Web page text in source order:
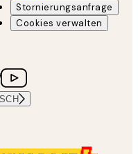
Stornierungsanfrage
Cookies verwalten